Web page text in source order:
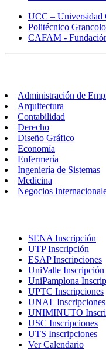
UCC – Universidad
Politécnico
CAFAM -
Administración de
Arquitectura
Contabilidad
Derecho
Diseño Gráfico
Economía
Enfermería
Ingeniería de Sistemas
Medicina
Negocios
SENA Inscripción
UTP Inscripción
ESAP Inscripciones
UniValle Inscripción
UniPamplona
UPTC Inscripciones
UNAL Inscripciones
UNIMINUTO
USC Inscripciones
UTS Inscripciones
Ver Calendario